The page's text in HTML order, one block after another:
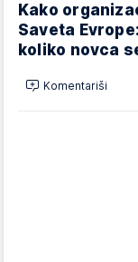
Kako
Saveta
koliko novca
Komentariši